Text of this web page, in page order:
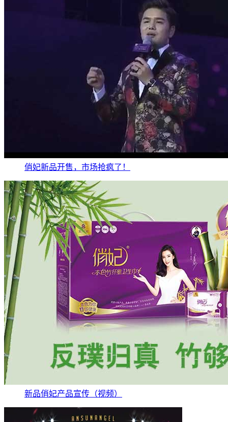
俏妃新品开售，市场抢疯了！
新品俏妃产品宣传（视频）